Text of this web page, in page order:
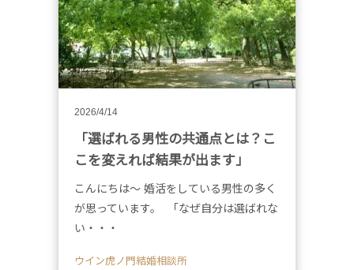
2026/4/14
「選ばれる男性の共通点とは？こ
こを変えれば結果が出ます」
こんにちは～ 婚活をしている男性の多く
が思っています。 「なぜ自分は選ばれな
い・・・
ウイン虎ノ門結婚相談所